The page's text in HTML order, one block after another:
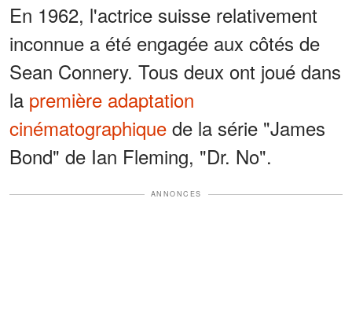
En 1962, l'actrice suisse relativement
inconnue a été engagée aux côtés de
Sean Connery. Tous deux ont joué dans
la première adaptation
cinématographique de la série "James
Bond" de Ian Fleming, "Dr. No".
ANNONCES